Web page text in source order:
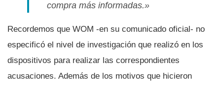
compra más informadas.»
Recordemos que WOM -en su comunicado oficial- no
especificó el nivel de investigación que realizó en los
dispositivos para realizar las correspondientes
acusaciones. Además de los motivos que hicieron